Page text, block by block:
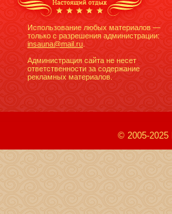
Использование любых материалов —
только с разрешения администрации:
insauna@mail.ru
Администрация сайта не несет
ответственности за содержание
рекламных материалов.
© 2005-2025